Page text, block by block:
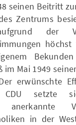
seinen Beitritt
Zentrums
der
höchst
im Mai 1949
erwünschte
CDU setzte
anerkannte
in der